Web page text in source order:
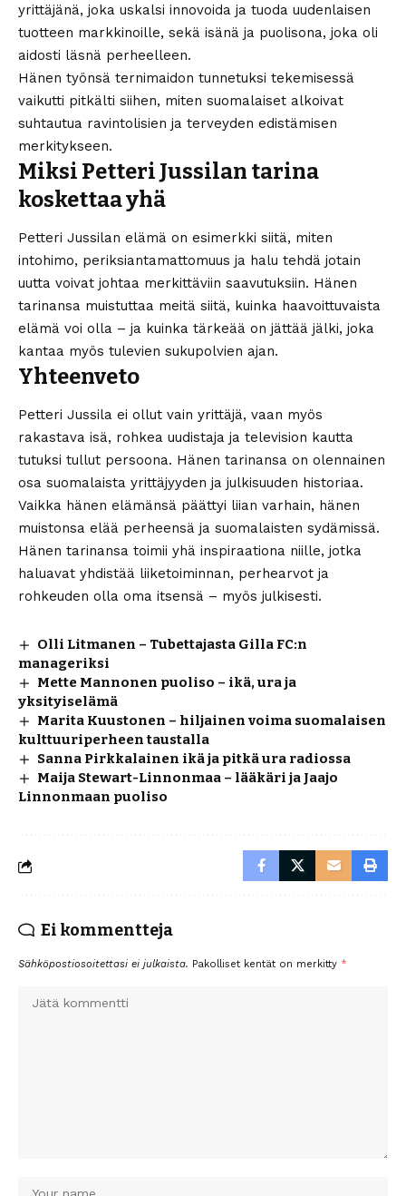
yrittäjänä, joka uskalsi innovoida ja tuoda uudenlaisen
tuotteen markkinoille, sekä isänä ja puolisona, joka oli
aidosti läsnä perheelleen.
Hänen työnsä ternimaidon tunnetuksi tekemisessä
vaikutti pitkälti siihen, miten suomalaiset alkoivat
suhtautua ravintolisien ja terveyden edistämisen
merkitykseen.
Miksi Petteri Jussilan tarina
koskettaa yhä
Petteri Jussilan elämä on esimerkki siitä, miten
intohimo, periksiantamattomuus ja halu tehdä jotain
uutta voivat johtaa merkittäviin saavutuksiin. Hänen
tarinansa muistuttaa meitä siitä, kuinka haavoittuvaista
elämä voi olla – ja kuinka tärkeää on jättää jälki, joka
kantaa myös tulevien sukupolvien ajan.
Yhteenveto
Petteri Jussila ei ollut vain yrittäjä, vaan myös
rakastava isä, rohkea uudistaja ja television kautta
tutuksi tullut persoona. Hänen tarinansa on olennainen
osa suomalaista yrittäjyyden ja julkisuuden historiaa.
Vaikka hänen elämänsä päättyi liian varhain, hänen
muistonsa elää perheensä ja suomalaisten sydämissä.
Hänen tarinansa toimii yhä inspiraationa niille, jotka
haluavat yhdistää liiketoiminnan, perhearvot ja
rohkeuden olla oma itsensä – myös julkisesti.
Olli Litmanen – Tubettajasta Gilla FC:n
manageriksi
Mette Mannonen puoliso – ikä, ura ja
yksityiselämä
Marita Kuustonen – hiljainen voima suomalaisen
kulttuuriperheen taustalla
Sanna Pirkkalainen ikä ja pitkä ura radiossa
Maija Stewart-Linnonmaa – lääkäri ja Jaajo
Linnonmaan puoliso
Ei kommentteja
Sähköpostiosoitettasi ei julkaista. Pakolliset kentät on merkitty *